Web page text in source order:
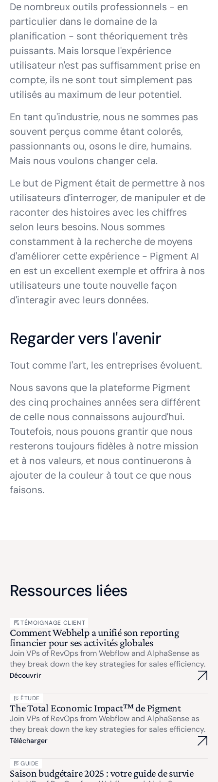
De nombreux outils professionnels - en
particulier dans le domaine de la
planification - sontthéoriquementtrès
puissants. Mais lorsque l'expérience
utilisateur n'est pas suffisamment prise en
compte, ils ne sont tout simplement pas
utilisés au maximum de leur potentiel.
En tant qu'industrie, nous ne sommes pas
souvent perçus comme étant colorés,
passionnants ou, osons le dire, humains.
Mais nous voulons changer cela.
Le but de Pigment était de permettre à nos
utilisateurs d'interroger, de manipuler et de
raconter des histoires avec les chiffres
selon leurs besoins. Nous sommes
constamment à la recherche de moyens
d'améliorer cette expérience - Pigment AI
en est un excellent exemple et offrira à nos
utilisateurs une toute nouvelle façon
d'interagir avec leurs données.
Regarder vers l'avenir
Tout comme l'art, les entreprises évoluent.
Nous savons que la plateforme Pigment
des cinq prochaines années sera différent
de celle nous connaissons aujourd'hui.
Toutefois, nous pouons grantir que nous
resterons toujours fidèles à notre mission
et à nos valeurs, et nous continuerons à
ajouter de la couleur à tout ce que nous
faisons.
Ressources liées
TÉMOIGNAGE CLIENT
Comment Webhelp a unifié son reporting
financier pour ses activités globales
Join VPs of RevOps from Webflow and AlphaSense as
they break down the key strategies for sales efficiency.
Découvrir
ÉTUDE
The Total Economic Impact™ de Pigment
Join VPs of RevOps from Webflow and AlphaSense as
they break down the key strategies for sales efficiency.
Télécharger
GUIDE
Saison budgétaire 2025 : votre guide de survie